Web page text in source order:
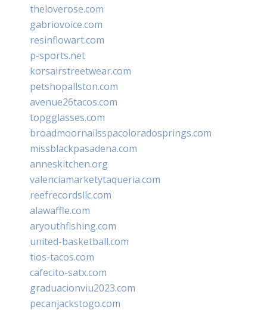
theloverose.com
gabriovoice.com
resinflowart.com
p-sports.net
korsairstreetwear.com
petshopallston.com
avenue26tacos.com
topgglasses.com
broadmoornailsspacoloradosprings.com
missblackpasadena.com
anneskitchen.org
valenciamarketytaqueria.com
reefrecordsllc.com
alawaffle.com
aryouthfishing.com
united-basketball.com
tios-tacos.com
cafecito-satx.com
graduacionviu2023.com
pecanjackstogo.com